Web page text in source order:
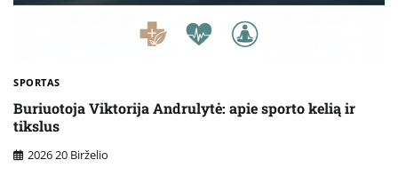
SPORTAS
Buriuotoja Viktorija Andrulytė: apie sporto kelią ir
tikslus
2026 20 Birželio